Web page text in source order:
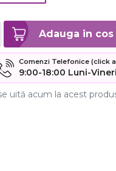
Adauga in cos
Comenzi Telefonice (click
9:00-18:00 Luni-Vineri
uită acum la acest